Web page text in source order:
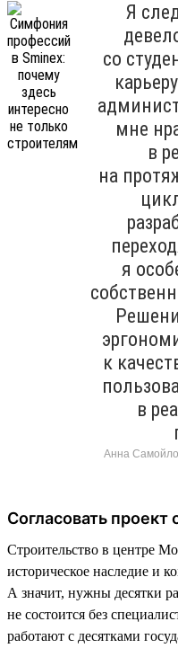
Я
со
мне
в
на
я
к
в
Анна
Согласовать проект
Строительство в центре
историческое наследие и
А значит, нужны десятки
не состоится без
работают с десятками